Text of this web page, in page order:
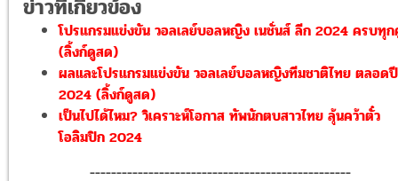
ข่าวที่เกี่ยวข้อง
โปรแกรมแข่งขัน วอลเลย์บอลหญิง เนชั่นส์ ลีก 2024 ครบทุ
(ลิ้งก์ดูสด)
ผลและโปรแกรมแข่งขัน วอลเลย์บอลหญิงทีมชาติไทย ตลอดปี
2024 (ลิ้งก์ดูสด)
เป็นไปได้ไหม? วิเคราะห์โอกาส ทัพนักตบสาวไทย ลุ้นคว้าตั๋ว
โอลิมปิก 2024
-------------------------------------------------